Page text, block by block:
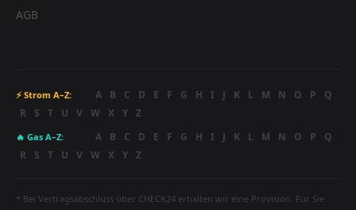
AGB
⚡ Strom A–Z: A B C D E F G H I J K L M N O P
Q
R
S T U V W X Y Z
🔥 Gas A–Z: A B C D E F G H I J K L M N O P
Q
R
S T U V W X Y Z
* Bei Vertragsabschluss über CHECK24 erhalten wir eine Provision. Für Sie